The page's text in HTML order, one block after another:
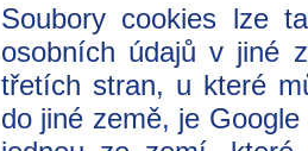
Soubory cookies lze
osobních údajů v jiné
třetích stran, u které
do jiné země, je